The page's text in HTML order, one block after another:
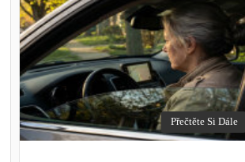
Přečtěte Si Dále